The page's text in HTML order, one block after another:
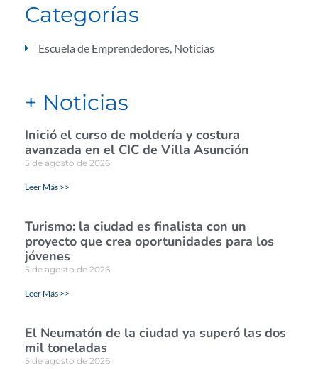
Categorías
Escuela de Emprendedores, Noticias
+ Noticias
Inició el curso de moldería y costura
avanzada en el CIC de Villa Asunción
5 de agosto de 2026
Leer Más >>
Turismo: la ciudad es finalista con un
proyecto que crea oportunidades para los
jóvenes
5 de agosto de 2026
Leer Más >>
El Neumatón de la ciudad ya superó las dos
mil toneladas
5 de agosto de 2026